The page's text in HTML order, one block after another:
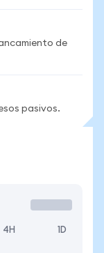
de
pasivos.
4H 1D